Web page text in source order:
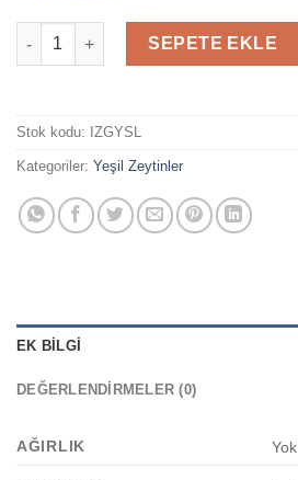
Izgara Yeşil Zeytin adet
SEPETE EKLE
Stok kodu: IZGYSL
Kategoriler: Yeşil Zeytinler
EK BILGI
DEĞERLENDIRMELER (0)
AĞIRLIK Yok